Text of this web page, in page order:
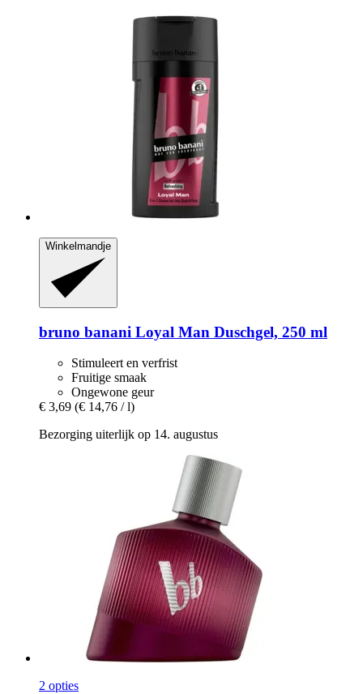
Winkelmandje
bruno banani Loyal Man Duschgel, 250 ml
Stimuleert en verfrist
Fruitige smaak
Ongewone geur
€ 3,69 (€ 14,76 / l)
Bezorging uiterlijk op 14. augustus
2 opties